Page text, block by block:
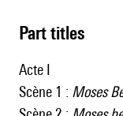
Part titles
Acte I
Scène 1 : Moses